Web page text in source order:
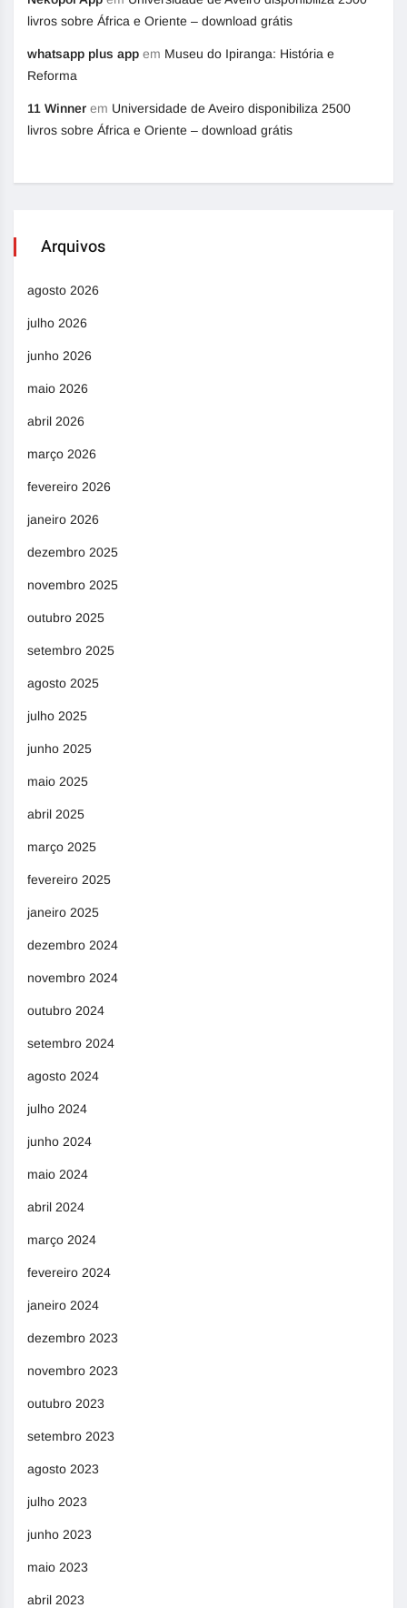
livros sobre África e Oriente – download grátis
whatsapp plus app em Museu do Ipiranga: História e
Reforma
11 Winner em Universidade de Aveiro disponibiliza 2500
livros sobre África e Oriente – download grátis
Arquivos
agosto 2026
julho 2026
junho 2026
maio 2026
abril 2026
março 2026
fevereiro 2026
janeiro 2026
dezembro 2025
novembro 2025
outubro 2025
setembro 2025
agosto 2025
julho 2025
junho 2025
maio 2025
abril 2025
março 2025
fevereiro 2025
janeiro 2025
dezembro 2024
novembro 2024
outubro 2024
setembro 2024
agosto 2024
julho 2024
junho 2024
maio 2024
abril 2024
março 2024
fevereiro 2024
janeiro 2024
dezembro 2023
novembro 2023
outubro 2023
setembro 2023
agosto 2023
julho 2023
junho 2023
maio 2023
abril 2023